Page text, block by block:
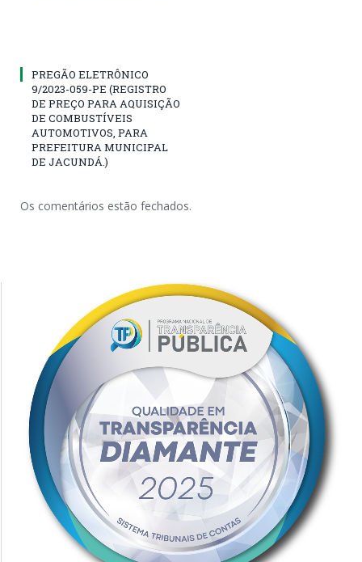
PREGÃO ELETRÔNICO
9/2023-059-PE (REGISTRO
DE PREÇO PARA AQUISIÇÃO
DE COMBUSTÍVEIS
AUTOMOTIVOS, PARA
PREFEITURA MUNICIPAL
DE JACUNDÁ.)
Os comentários estão fechados.